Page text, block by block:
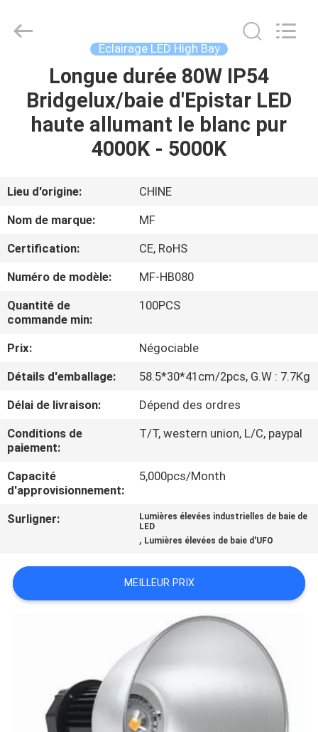
MAISON
PRODUITS
A
DE
NOUS
VISITE
D'USINE
CONTRÔLE
DE
QUALITÉ
CONTACTEZ-
NOUS
DEMANDEZ
Ming
Feng
Eclairage LED High Bay
Longue durée 80W IP54
Bridgelux/baie d'Epistar LED
haute allumant le blanc pur
4000K - 5000K
Lieu d'origine:
CHINE
Nom de marque:
MF
Certification:
CE, RoHS
Numéro de modèle:
MF-HB080
Quantité de
commande min:
100PCS
Prix:
Négociable
Détails d'emballage:
58.5*30*41cm/2pcs, G.W : 7.7Kg
Délai de livraison:
Dépend des ordres
Conditions de
paiement:
T/T, western union, L/C, paypal
Capacité
d'approvisionnement:
5,000pcs/Month
Surligner:
Lumières élevées industrielles de baie de
LED
, Lumières élevées de baie d'UFO
MEILLEUR PRIX